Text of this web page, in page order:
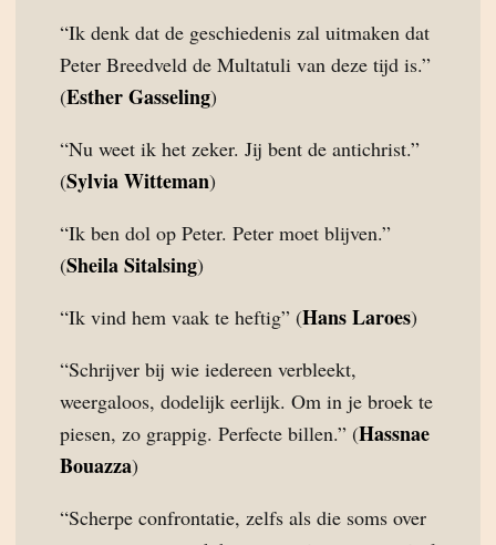
“Ik denk dat de geschiedenis zal uitmaken dat
Peter Breedveld de Multatuli van deze tijd is.”
(Esther Gasseling)
“Nu weet ik het zeker. Jij bent de antichrist.”
(Sylvia Witteman)
“Ik ben dol op Peter. Peter moet blijven.”
(Sheila Sitalsing)
“Ik vind hem vaak te heftig” (Hans Laroes)
“Schrijver bij wie iedereen verbleekt,
weergaloos, dodelijk eerlijk. Om in je broek te
piesen, zo grappig. Perfecte billen.” (Hassnae
Bouazza)
“Scherpe confrontatie, zelfs als die soms over